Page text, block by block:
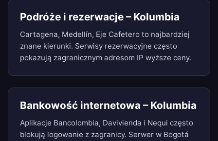
Podróże i rezerwacje – Kolumbia
Cartagena, Medellín, Eje Cafetero to najbardziej
znane kierunki. Serwisy rezerwacyjne często
pokazują zagranicznym adresom IP wyższe ceny.
Bankowość internetowa – Kolumbia
Aplikacje Bancolombia, Davivienda i Nequi często
blokują logowanie z zagranicy. Serwer w Bogotá